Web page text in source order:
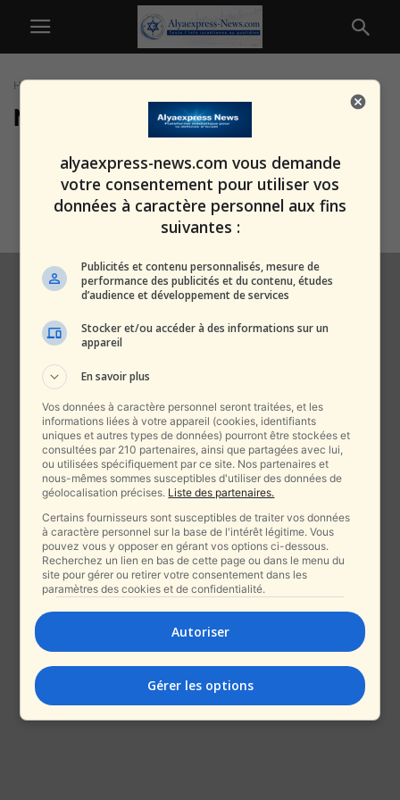
Home
Nakoura
Front nord : Israël frappe à
Nakoura, le Liban s’enflamme
sous...
alxprss_sab
alyaexpress-news.com vous demande
votre consentement pour utiliser vos
données à caractère personnel aux fins
suivantes :
Publicités et contenu personnalisés, mesure de
performance des publicités et du contenu, études
d’audience et développement de services
Stocker et/ou accéder à des informations sur un
appareil
En savoir plus
Vos données à caractère personnel seront traitées, et les
informations liées à votre appareil (cookies, identifiants
uniques et autres types de données) pourront être stockées et
consultées par 210 partenaires, ainsi que partagées avec lui,
ou utilisées spécifiquement par ce site. Nos partenaires et
nous-mêmes sommes susceptibles d'utiliser des données de
géolocalisation précises. Liste des partenaires.
Certains fournisseurs sont susceptibles de traiter vos données
à caractère personnel sur la base de l'intérêt légitime. Vous
pouvez vous y opposer en gérant vos options ci-dessous.
Recherchez un lien en bas de cette page ou dans le menu du
site pour gérer ou retirer votre consentement dans les
paramètres des cookies et de confidentialité.
Autoriser
Gérer les options